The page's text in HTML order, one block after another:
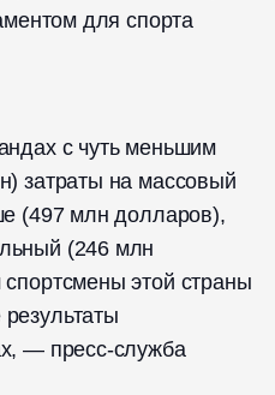
для спорта
с чуть меньшим
затраты на массовый
(497 млн долларов),
(246 млн
этой страны
— пресс-служба